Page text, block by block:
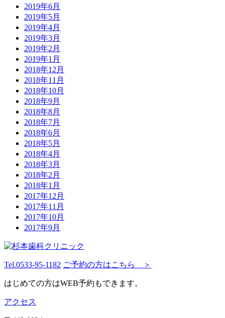
2019年6月
2019年5月
2019年4月
2019年3月
2019年2月
2019年1月
2018年12月
2018年11月
2018年10月
2018年9月
2018年8月
2018年7月
2018年6月
2018年5月
2018年4月
2018年3月
2018年2月
2018年1月
2017年12月
2017年11月
2017年10月
2017年9月
Tel.0533-95-1182 ご予約の方はこちら ＞
はじめての方はWEB予約もできます。
アクセス